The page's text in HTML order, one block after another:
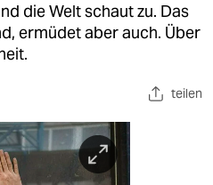
die Welt schaut zu. Das
ermüdet aber auch. Über
teilen